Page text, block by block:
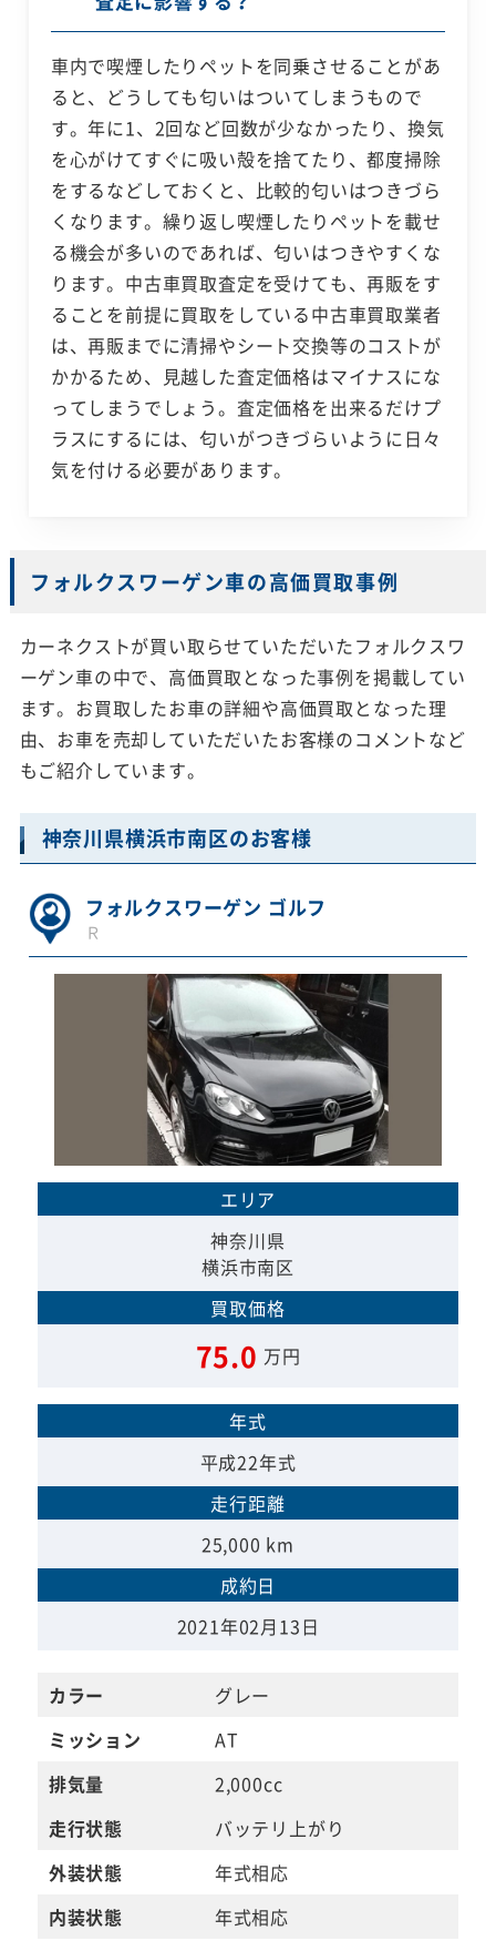
車内で喫煙したりペットを同乗させることがあ
ると、どうしても匂いはついてしまうもので
す。年に1、2回など回数が少なかったり、換気
を心がけてすぐに吸い殻を捨てたり、都度掃除
をするなどしておくと、比較的匂いはつきづら
くなります。繰り返し喫煙したりペットを載せ
る機会が多いのであれば、匂いはつきやすくな
ります。中古車買取査定を受けても、再販をす
ることを前提に買取をしている中古車買取業者
は、再販までに清掃やシート交換等のコストが
かかるため、見越した査定価格はマイナスにな
ってしまうでしょう。査定価格を出来るだけプ
ラスにするには、匂いがつきづらいように日々
気を付ける必要があります。
フォルクスワーゲン車の高価買取事例
カーネクストが買い取らせていただいたフォルクスワ
ーゲン車の中で、高価買取となった事例を掲載してい
ます。お買取したお車の詳細や高価買取となった理
由、お車を売却していただいたお客様のコメントなど
もご紹介しています。
神奈川県横浜市南区のお客様
フォルクスワーゲン ゴルフ
Ｒ
エリア
神奈川県
横浜市南区
買取価格
75.0 万円
年式
平成22年式
走行距離
25,000 km
成約日
2021年02月13日
カラー
グレー
ミッション
AT
排気量
2,000cc
走行状態
バッテリ上がり
外装状態
年式相応
内装状態
年式相応